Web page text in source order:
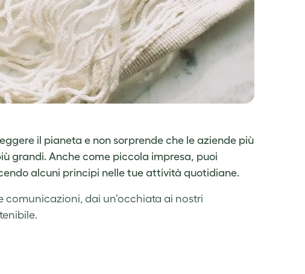
il pianeta e non sorprende che le aziende più
grandi. Anche come piccola impresa, puoi
alcuni principi nelle tue attività quotidiane.
comunicazioni, dai un’occhiata ai nostri